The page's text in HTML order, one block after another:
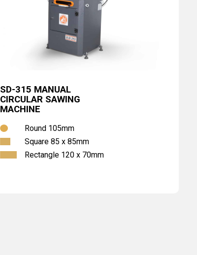
SD-315 MANUAL
CIRCULAR SAWING
MACHINE
Round 105mm
Square 85 x 85mm
Rectangle 120 x 70mm